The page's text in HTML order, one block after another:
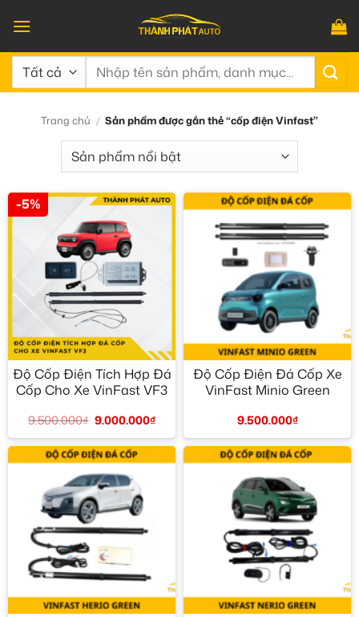
qua
nội
dung
Tìm
Trang chủ / Sản phẩm được gắn thẻ “cốp điện Vinfast”
-5%
Độ Cốp Điện Tích Hợp Đá
Cốp Cho Xe VinFast VF3
9.500.000₫ 9.000.000₫
Độ Cốp Điện Đá Cốp Xe
VinFast Minio Green
9.500.000₫